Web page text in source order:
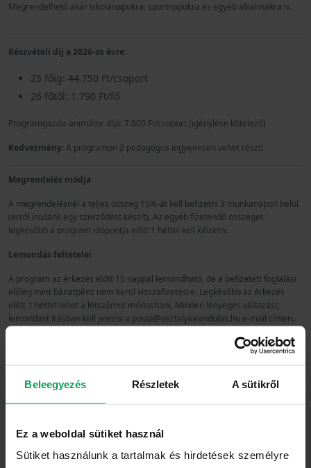
Beleegyezés Részletek A sütikről
Ez a weboldal sütiket használ
Sütiket használunk a tartalmak és hirdetések személyre
Megrendelhető akár iskolanapokra, sportnapokra és egyéb alkalmakra is.
Részvételi díj a 2026-os évre:
25 főig: 44.750 Ft/csoport
26 főtől: 1.790 Ft/fő
Programgazda-animátor díja: 7.000 Ft/csoport (igénylése kötelező)
Kedvezmény: A programon 2 pedagógus ingyenesen vehet részt!
Megrendelés módja
A megrendelésnél a teljes összeg 15%-át kell befizetni 3 munkanapon belül
(erről irodánk egy szerződést készít). Az egyéb fizetendő összeget
legkésőbb a program időpontja előtt 1 héttel kell kifizetni.
Lemondás feltételei
A program az érkezés előtt 15 nappal lemondható, de a befizetett foglalási
előleg mint bánatpénz nem kerül visszafizetésre. Legkésőbb az érkezés
előtt 1 héttel lehet a létszámot módosítani. Minden lényeges változást,
lemondást írásban kell jelezni a posta@osztalykirandulas.hu e-mail címen.
Létszámlemondás esetén a szolgáltatást nem igénylő személyek befizetett
foglalási előlege nem számolható bele az egyéb fizetendő összegbe. A
felmerülő – távolmaradás esetén a foglalási előleget nem követelheti vissza.
igényelt időponttól számított 1 héten belül történő lemondás esetén a